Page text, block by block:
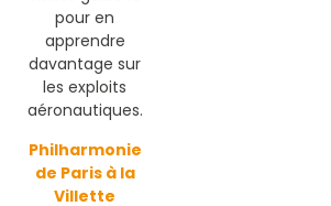
pour en
apprendre
davantage sur
les exploits
aéronautiques.
Philharmonie
de Paris à la
Villette